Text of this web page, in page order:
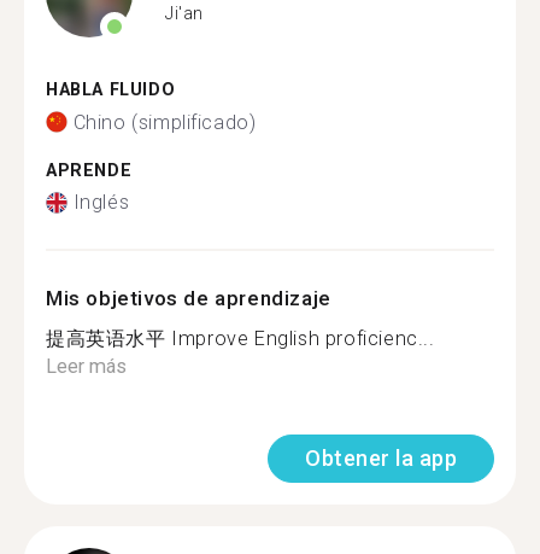
Ji'an
HABLA FLUIDO
Chino (simplificado)
APRENDE
Inglés
Mis objetivos de aprendizaje
提高英语水平 Improve English proficienc...
Leer más
Obtener la app